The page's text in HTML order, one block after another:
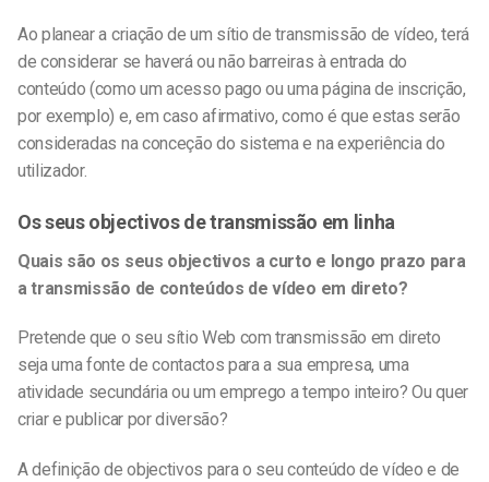
Ao planear a criação de um sítio de transmissão de vídeo, terá
de considerar se haverá ou não barreiras à entrada do
conteúdo (como um acesso pago ou uma página de inscrição,
por exemplo) e, em caso afirmativo, como é que estas serão
consideradas na conceção do sistema e na experiência do
utilizador.
Os seus objectivos de transmissão em linha
Quais são os seus objectivos a curto e longo prazo para
atransmissão de conteúdos de vídeo em direto?
Pretende que o seu sítio Web com transmissão em direto
seja uma fonte de contactos para a sua empresa, uma
atividade secundária ou um emprego a tempo inteiro? Ou quer
criar e publicar por diversão?
A definição de objectivos para o seu conteúdo de vídeo e de